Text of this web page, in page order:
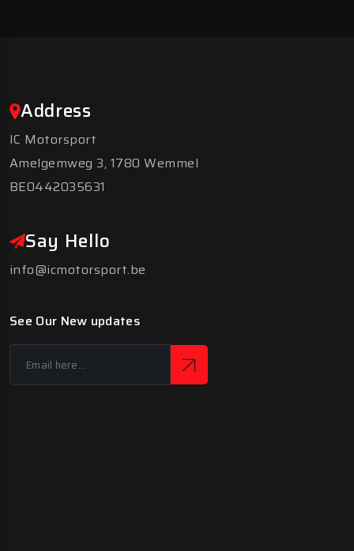
Address
IC Motorsport
Amelgemweg 3, 1780 Wemmel
BE0442035631
Say Hello
info@icmotorsport.be
See Our New updates